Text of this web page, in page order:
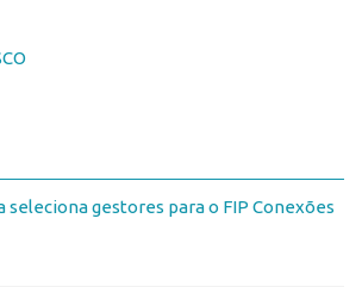
para Inovação
seleciona gestores para o FIP Conexões